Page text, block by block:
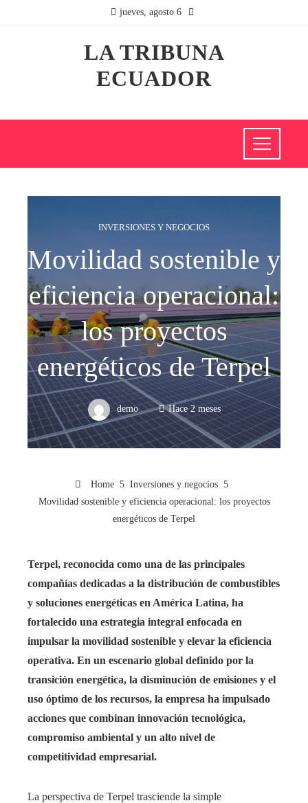
jueves, agosto 6
LA TRIBUNA
ECUADOR
INVERSIONES Y NEGOCIOS
Movilidad sostenible y
eficiencia operacional:
los proyectos
energéticos de Terpel
demo Hace 2 meses
Home
Inversiones y negocios
Movilidad sostenible y eficiencia operacional: los proyectos
energéticos de Terpel
Terpel, reconocida como una de las principales
compañías dedicadas a la distribución de combustibles
y soluciones energéticas en América Latina, ha
fortalecido una estrategia integral enfocada en
impulsar la movilidad sostenible y elevar la eficiencia
operativa. En un escenario global definido por la
transición energética, la disminución de emisiones y el
uso óptimo de los recursos, la empresa ha impulsado
acciones que combinan innovación tecnológica,
compromiso ambiental y un alto nivel de
competitividad empresarial.
La perspectiva de Terpel trasciende la simple